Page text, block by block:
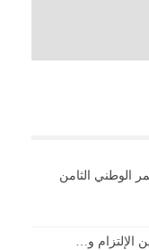
الوطني الثامن
الإلتزام و…